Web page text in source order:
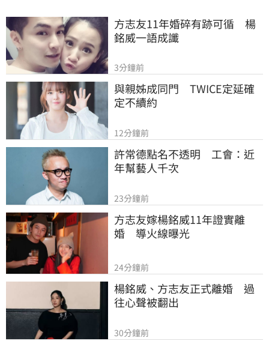
方志友11年婚碎有跡可循　楊
銘威一語成讖
3分鐘前
與親姊成同門　TWICE定延確
定不續約
12分鐘前
許常德點名不透明　工會：近
年幫藝人千次
23分鐘前
方志友嫁楊銘威11年證實離
婚　導火線曝光
24分鐘前
楊銘威、方志友正式離婚　過
往心聲被翻出
30分鐘前